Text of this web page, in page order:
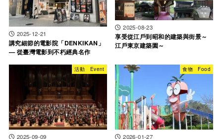
2025-12-21
講究細節的電影院「DENKIKAN」
— 從臺灣電影到不朽經典名作
2025-08-23
享受從江戶到昭和的建築與街景～
江戶東京建築園～
活動 Event
2025-09-09
食物 Food
2026-01-27